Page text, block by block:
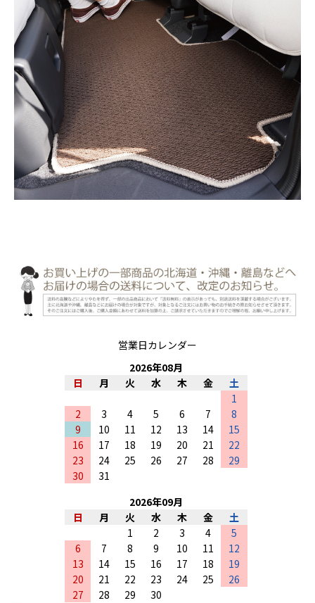
営業日カレンダー
2026年08月
日
月 火 水 木 金
土
1
2
3 4 5 6 7
8
9
10 11 12 13 14
15
16
17 18 19 20 21
22
23
24 25 26 27 28
29
30
31
2026年09月
日
月 火 水 木 金
土
1
2 3 4
5
6
7 8 9 10 11
12
13
14 15 16 17 18
19
20
21 22 23 24 25
26
27
28 29
30